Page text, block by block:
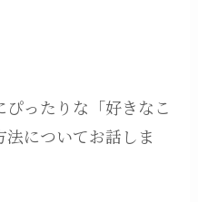
ったりな「好きなこ
についてお話しま